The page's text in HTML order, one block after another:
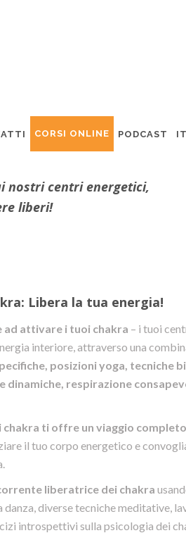
CORSI ONLINE PODCAST
nostri centri energetici,
liberi!
Libera la tua energia!
ad attivare i tuoi chakra – i tuoi
interiore, attraverso una
posizioni yoga, tecniche
dinamiche, respirazione
chakra ti offre un viaggio
il tuo corpo energetico e
liberatrice dei chakra
danza, diverse tecniche meditative,
introspettivi sulla psicologia dei